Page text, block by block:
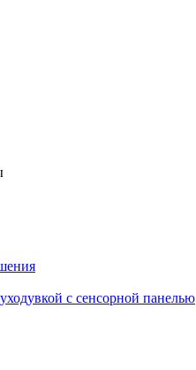
с сенсорной панелью